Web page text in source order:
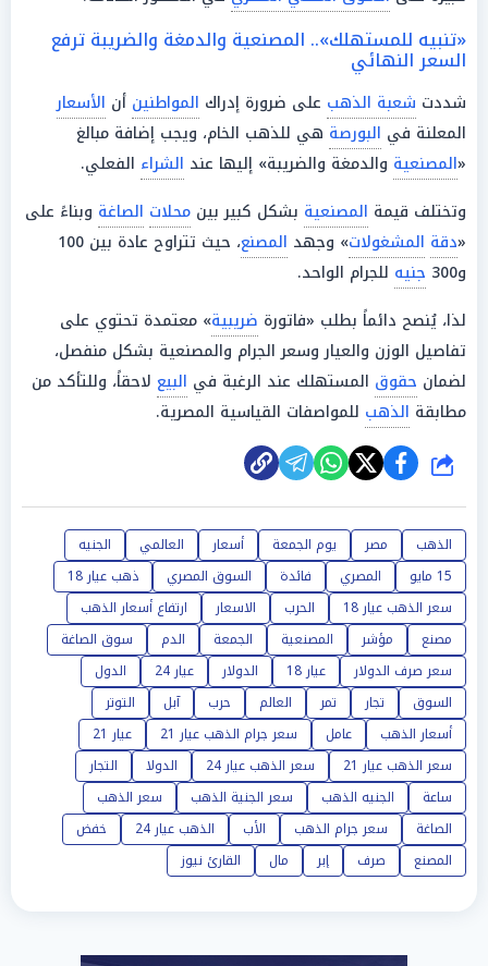
«تنبيه للمستهلك».. المصنعية والدمغة والضريبة ترفع
السعر النهائي
شددت شعبة الذهب على ضرورة إدراك المواطنين أن الأسعار
المعلنة في البورصة هي للذهب الخام، ويجب إضافة مبالغ
«المصنعية والدمغة والضريبة» إليها عند الشراء الفعلي.
وتختلف قيمة المصنعية بشكل كبير بين محلات الصاغة وبناءً على
«دقة المشغولات» وجهد المصنع
، حيث تتراوح عادة بين 100
و300
جنيه للجرام الواحد.
لذا، يُنصح دائماً بطلب «فاتورة ضريبية» معتمدة تحتوي على
تفاصيل الوزن والعيار وسعر الجرام والمصنعية بشكل منفصل،
لضمان حقوق المستهلك عند الرغبة في البيع لاحقاً، وللتأكد من
مطابقة الذهب للمواصفات القياسية المصرية.
شارك
الذهب مصر يوم الجمعة أسعار العالمي
الجنيه
15 مايو
المصري فائدة السوق المصري
ذهب عيار 18
سعر الذهب عيار 18
الحرب الاسعار
ارتفاع أسعار الذهب
مصنع
مؤشر المصنعية الجمعة الدم
سوق الصاغة
سعر صرف الدولار
عيار 18 الدولار عيار 24
الدول
السوق
تجار تمر العالم حرب آبل
التوتر
أسعار الذهب
عامل سعر جرام الذهب عيار 21
عيار 21
سعر الذهب عيار 21
سعر الذهب عيار 24 الدولا
التجار
ساعة
الجنيه الذهب سعر الجنية الذهب
سعر الذهب
الصاغة
سعر جرام الذهب الأب الذهب عيار 24
خفض
المصنع
صرف إبر مال القارئ نيوز